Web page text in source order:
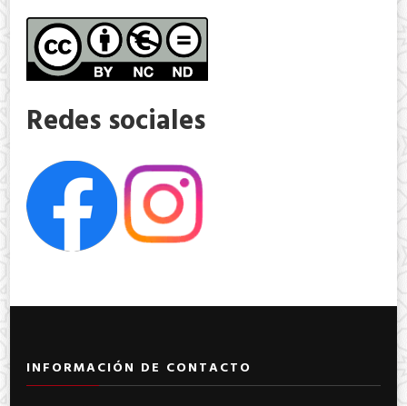
Redes sociales
INFORMACIÓN DE CONTACTO